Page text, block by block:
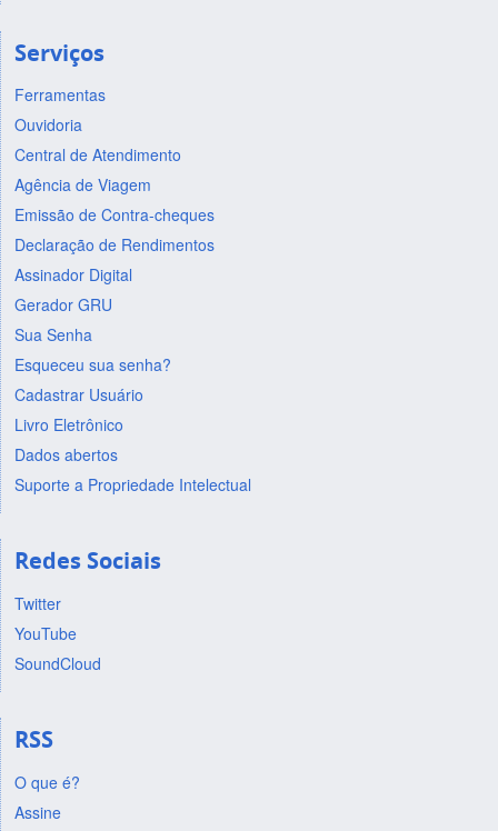
Serviços
Ferramentas
Ouvidoria
Central de Atendimento
Agência de Viagem
Emissão de Contra-cheques
Declaração de Rendimentos
Assinador Digital
Gerador GRU
Sua Senha
Esqueceu sua senha?
Cadastrar Usuário
Livro Eletrônico
Dados abertos
Suporte a Propriedade Intelectual
Redes Sociais
Twitter
YouTube
SoundCloud
RSS
O que é?
Assine